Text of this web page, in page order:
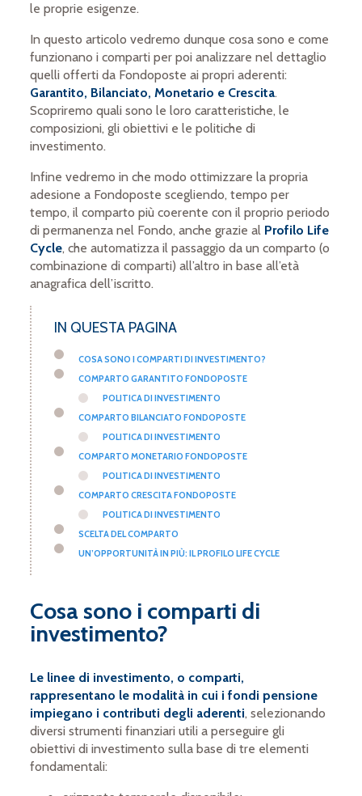
le proprie esigenze.
In questo articolo vedremo dunque cosa sono e come
funzionano i comparti per poi analizzare nel dettaglio
quelli offerti da Fondoposte ai propri aderenti:
Garantito, Bilanciato, Monetario e Crescita.
Scopriremo quali sono le loro caratteristiche, le
composizioni, gli obiettivi e le politiche di
investimento.
Infine vedremo in che modo ottimizzare la propria
adesione a Fondoposte scegliendo, tempo per
tempo, il comparto più coerente con il proprio periodo
di permanenza nel Fondo, anche grazie al Profilo Life
Cycle, che automatizza il passaggio da un comparto (o
combinazione di comparti) all’altro in base all’età
anagrafica dell’iscritto.
IN QUESTA PAGINA
COSA SONO I COMPARTI DI INVESTIMENTO?
COMPARTO GARANTITO FONDOPOSTE
POLITICA DI INVESTIMENTO
COMPARTO BILANCIATO FONDOPOSTE
POLITICA DI INVESTIMENTO
COMPARTO MONETARIO FONDOPOSTE
POLITICA DI INVESTIMENTO
COMPARTO CRESCITA FONDOPOSTE
POLITICA DI INVESTIMENTO
SCELTA DEL COMPARTO
UN’OPPORTUNITÀ IN PIÙ: IL PROFILO LIFE CYCLE
Cosa sono i comparti di
investimento?
Le linee di investimento, o comparti,
rappresentano le modalità in cui i fondi pensione
impiegano i contributi degli aderenti, selezionando
diversi strumenti finanziari utili a perseguire gli
obiettivi di investimento sulla base di tre elementi
fondamentali: